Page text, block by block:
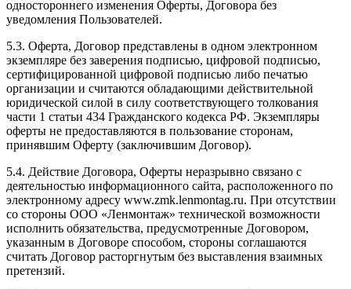
одностороннего изменения Оферты, Договора без
уведомления Пользователей.
5.3. Оферта, Договор представлены в одном электронном
экземпляре без заверения подписью, цифровой подписью,
сертифицированной цифровой подписью либо печатью
организации и считаются обладающими действительной
юридической силой в силу соответствующего толкования
части 1 статьи 434 Гражданского кодекса РФ. Экземпляры
оферты не предоставляются в пользование сторонам,
принявшим Оферту (заключившим Договор).
5.4. Действие Договора, Оферты неразрывно связано с
деятельностью информационного сайта, расположенного по
электронному адресу www.zmk.lenmontag.ru. При отсутствии
со стороны ООО «Ленмонтаж» технической возможности
исполнить обязательства, предусмотренные Договором,
указанным в Договоре способом, стороны соглашаются
считать Договор расторгнутым без выставления взаимных
претензий.